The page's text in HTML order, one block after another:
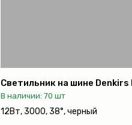
Светильник на шине Denkirs
В наличии: 70 шт
12Вт, 3000, 38°, черный